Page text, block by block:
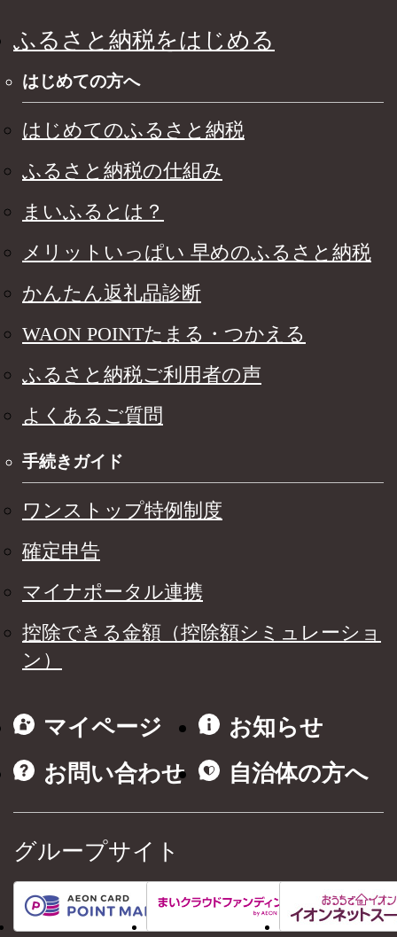
ふるさと納税をはじめる
はじめての方へ
はじめてのふるさと納税
ふるさと納税の仕組み
まいふるとは？
メリットいっぱい 早めのふるさと納税
かんたん返礼品診断
WAON POINTたまる・つかえる
ふるさと納税ご利用者の声
よくあるご質問
手続きガイド
ワンストップ特例制度
確定申告
マイナポータル連携
控除できる金額（控除額シミュレーショ
ン）
マイページ
お知らせ
お問い合わせ
自治体の方へ
グループサイト